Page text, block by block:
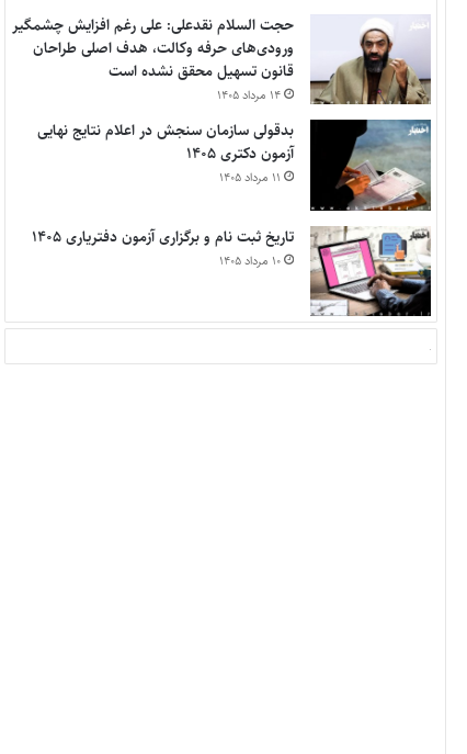
حجت السلام نقدعلی: علی رغم افزایش چشمگیر
ورودی‌های حرفه وکالت، هدف اصلی طراحان
قانون تسهیل محقق نشده است
۱۴ مرداد ۱۴۰۵
بدقولی سازمان سنجش در اعلام نتایج نهایی
آزمون دکتری ۱۴۰۵
۱۱ مرداد ۱۴۰۵
تاریخ ثبت نام و برگزاری آزمون دفتریاری ۱۴۰۵
۱۰ مرداد ۱۴۰۵